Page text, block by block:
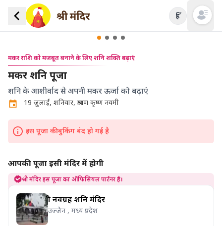
हिं Open
मकर राशि को मजबूत बनाने के लिए शनि शक्ति बढ़ाएं
मकर शनि पूजा
शनि के आशीर्वाद से अपनी मकर ऊर्जा को बढ़ाएं
19 जुलाई, शनिवार, श्रावण कृष्ण नवमी
इस पूजा की बुकिंग बंद हो गई है
आपकी पूजा इसी मंदिर में होगी
श्री मंदिर इस पूजा का ऑफिसियल पार्टनर है।
श्री नवग्रह शनि मंदिर
उज्जैन , मध्य प्रदेश